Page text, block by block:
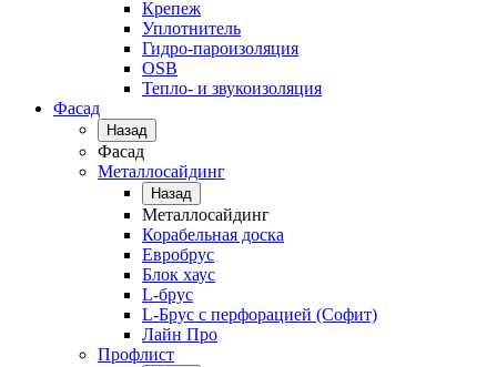
Крепеж
Уплотнитель
Гидро-пароизоляция
OSB
Тепло- и звукоизоляция
Фасад
Назад
Фасад
Металлосайдинг
Назад
Металлосайдинг
Корабельная доска
Евробрус
Блок хаус
L-брус
L-Брус с перфорацией (Софит)
Лайн Про
Профлист